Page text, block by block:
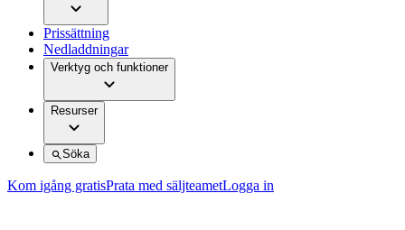
Prissättning
Nedladdningar
Verktyg och funktioner
Resurser
Söka
Kom igång gratisPrata med säljteametLogga in